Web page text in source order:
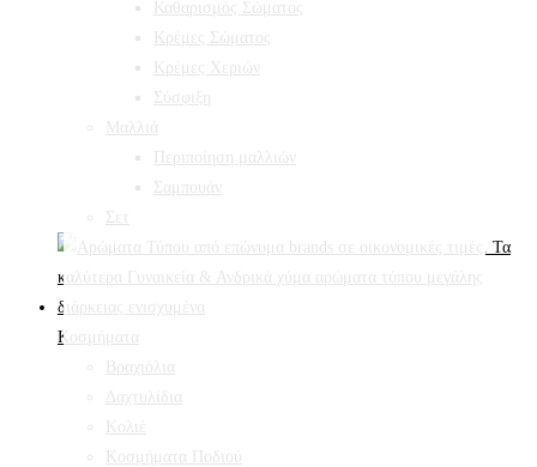
Καθαρισμός Σώματος
Κρέμες Σώματος
Κρέμες Χεριών
Σύσφιξη
Mαλλιά
Περιποίηση μαλλιών
Σαμπουάν
Σετ
Κοσμήματα
Βραχιόλια
Δαχτυλίδια
Κολιέ
Κοσμήματα Ποδιού